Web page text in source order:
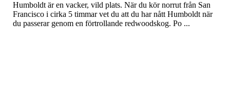
Humboldt är en vacker, vild plats. När du kör norrut från San
Francisco i cirka 5 timmar vet du att du har nått Humboldt när
du passerar genom en förtrollande redwoodskog. Po ...